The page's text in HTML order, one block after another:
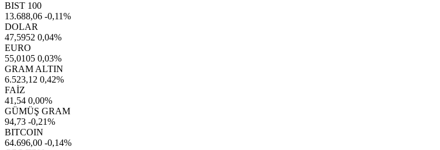
BIST 100
13.688,06 -0,11%
DOLAR
47,5952 0,04%
EURO
55,0105 0,03%
GRAM ALTIN
6.523,12 0,42%
FAİZ
41,54 0,00%
GÜMÜŞ GRAM
94,73 -0,21%
BITCOIN
64.696,00 -0,14%